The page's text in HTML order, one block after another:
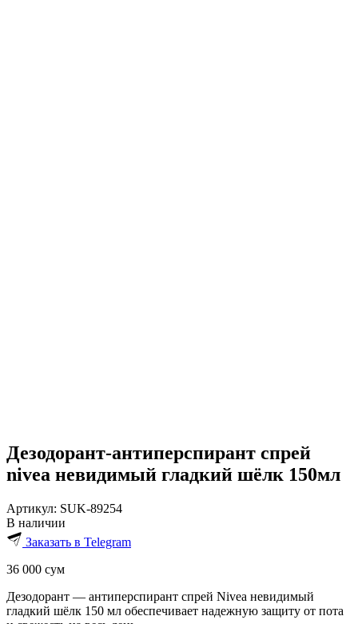
Дезодорант-антиперспирант спрей
nivea невидимый гладкий шёлк 150мл
Артикул: SUK-89254
В наличии
Заказать в Telegram
36 000 сум
Дезодорант — антиперспирант спрей Nivea невидимый
гладкий шёлк 150 мл обеспечивает надежную защиту от пота